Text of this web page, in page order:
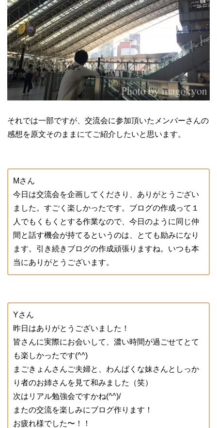
それでは一部ですが、交流会に参加頂いたメンバーさんの
感想を原文そのままにてご紹介したいと思います。
Mさん
今日は交流会を企画してくださり、ありがとうござい
ました。すごく楽しかったです。ブログの作成って１
人でもくもくとする作業なので、今日のように同じ仲
間と話す機会が持てるというのは、とても励みになり
ます。引き続きブログの作成頑張りますね。いつも本
当にありがとうございます。
Yさん
昨日はありがとうございました！
皆さんに実際にお会いして、濃い時間が過ごせてとて
も楽しかったです(^^)
まごきょんさんご夫婦と、わんぱくな妹さんとしっか
り者のお姉さんを見て和みました（笑）
次はリアル勉強会ですかね(^^)/
またの交流を楽しみにブログ作ります！
お疲れ様でした〜！！